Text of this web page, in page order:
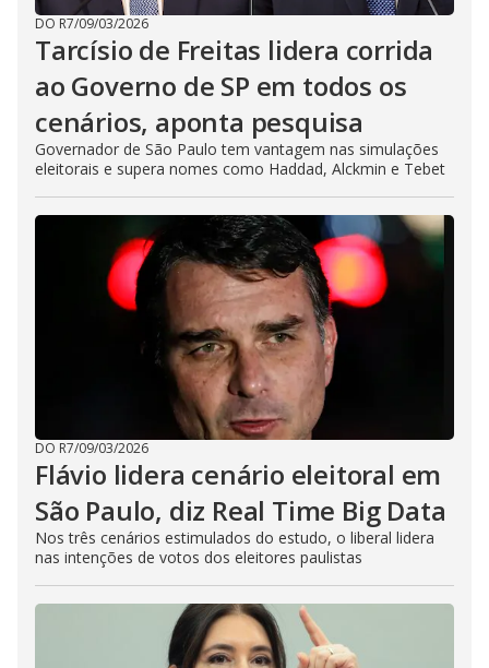
DO R7/09/03/2026
Tarcísio de Freitas lidera corrida
ao Governo de SP em todos os
cenários, aponta pesquisa
Governador de São Paulo tem vantagem nas simulações
eleitorais e supera nomes como Haddad, Alckmin e Tebet
DO R7/09/03/2026
Flávio lidera cenário eleitoral em
São Paulo, diz Real Time Big Data
Nos três cenários estimulados do estudo, o liberal lidera
nas intenções de votos dos eleitores paulistas